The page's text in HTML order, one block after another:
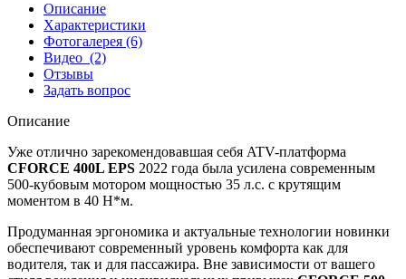
Описание
Характеристики
Фотогалерея (6)
Видео (2)
Отзывы
Задать вопрос
Описание
Уже отлично зарекомендовавшая себя ATV-платформа
CFORCE 400L EPS 2022 года была усилена современным
500-кубовым мотором мощностью 35 л.с. с крутящим
моментом в 40 H*м.
Продуманная эргономика и актуальные технологии новинки
обеспечивают современный уровень комфорта как для
водителя, так и для пассажира. Вне зависимости от вашего